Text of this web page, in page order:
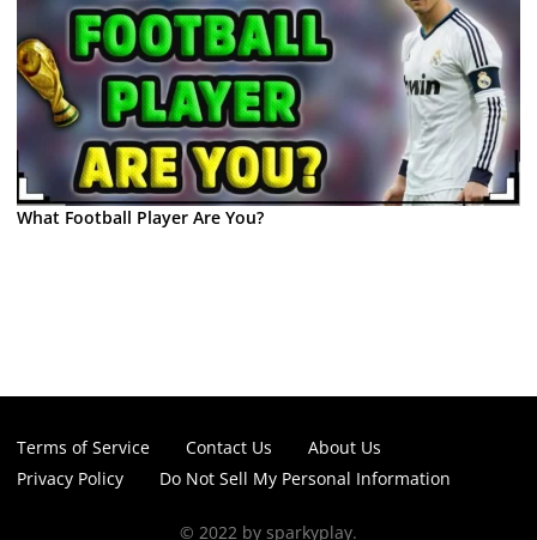
What Football Player Are You?
Terms of Service Contact Us
About Us
Privacy Policy
Do Not Sell My Personal Information
© 2022 by sparkyplay.